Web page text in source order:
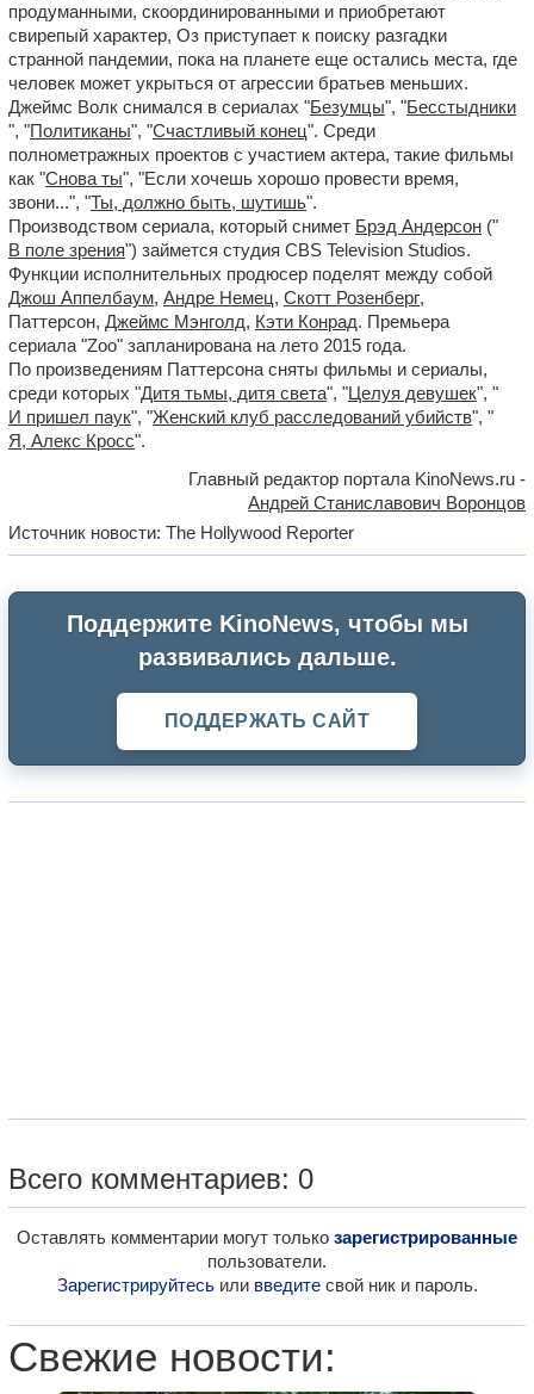
продуманными, скоординированными и приобретают
свирепый характер, Оз приступает к поиску разгадки
странной пандемии, пока на планете еще остались места, где
человек может укрыться от агрессии братьев меньших.
Джеймс Волк снимался в сериалах "Безумцы", "Бесстыдники
", "Политиканы", "Счастливый конец". Среди
полнометражных проектов с участием актера, такие фильмы
как "Снова ты", "Если хочешь хорошо провести время,
звони...", "Ты, должно быть, шутишь".
Производством сериала, который снимет Брэд Андерсон ("
В поле зрения") займется студия CBS Television Studios.
Функции исполнительных продюсер поделят между собой
Джош Аппелбаум, Андре Немец, Скотт Розенберг,
Паттерсон, Джеймс Мэнголд, Кэти Конрад. Премьера
сериала "Zoo" запланирована на лето 2015 года.
По произведениям Паттерсона сняты фильмы и сериалы,
среди которых "Дитя тьмы, дитя света", "Целуя девушек", "
И пришел паук", "Женский клуб расследований убийств", "
Я, Алекс Кросс".
Главный редактор портала KinoNews.ru -
Андрей Станиславович Воронцов
Источник новости: The Hollywood Reporter
Поддержите KinoNews, чтобы мы
развивались дальше.
ПОДДЕРЖАТЬ САЙТ
Всего комментариев: 0
Оставлять комментарии могут только зарегистрированные
пользователи.
Зарегистрируйтесьили введитесвой ник и пароль.
Свежие новости: